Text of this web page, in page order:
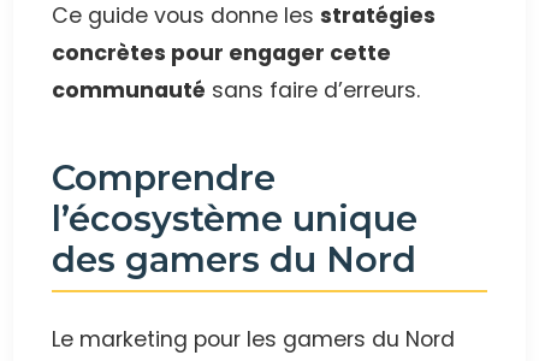
Ce guide vous donne lesstratégies
concrètes pour engager cette
communauté sans faire d’erreurs.
Comprendre
l’écosystème unique
des gamers du Nord
Le marketing pour les gamers du Nord